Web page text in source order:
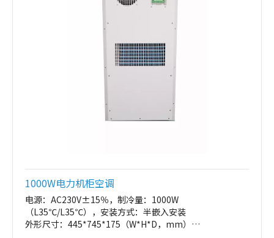
1000W电力机柜空调
电源：AC230V±15％，制冷量：1000W
（L35℃/L35℃），安装方式：半嵌入安装
外形尺寸：445*745*175（W*H*D，mm）